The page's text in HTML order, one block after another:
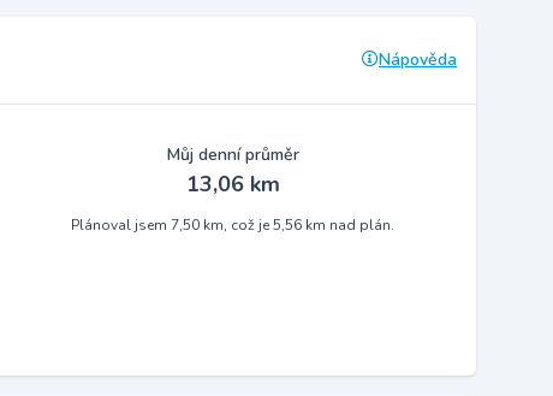
Nápověda
Můj denní průměr
13,06 km
Plánoval jsem 7,50 km, což je 5,56 km nad plán.